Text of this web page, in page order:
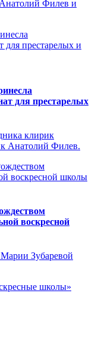
Филев и
для престарелых
клирик
Анатолий Филев.
воскресной
Зубаревой
школы»